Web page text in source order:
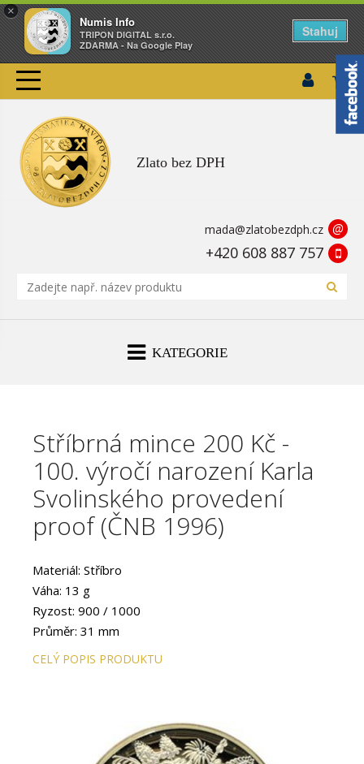
×
Numis Info
TRIPON DIGITAL s.r.o.
ZDARMA - Na Google Play
Stahuj
Zlato bez DPH
mada@zlatobezdph.cz @
+420 608 887 757
KATEGORIE
Stříbrná mince 200 Kč -
100. výročí narození Karla
Svolinského provedení
proof (ČNB 1996)
Materiál: Stříbro
Váha: 13 g
Ryzost: 900 / 1000
Průměr: 31 mm
Provedení: PROOF
Číslovaná emise: Ne
Certifikát: Ano
CELÝ POPIS PRODUKTU